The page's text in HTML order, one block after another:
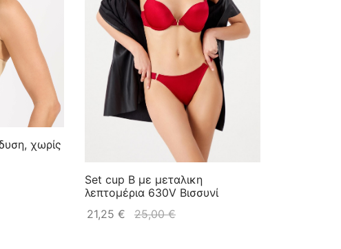
χωρίς
Set cup B με μεταλικη
λεπτομέρια 630V Βισσυνί
21,25 € 25,00€